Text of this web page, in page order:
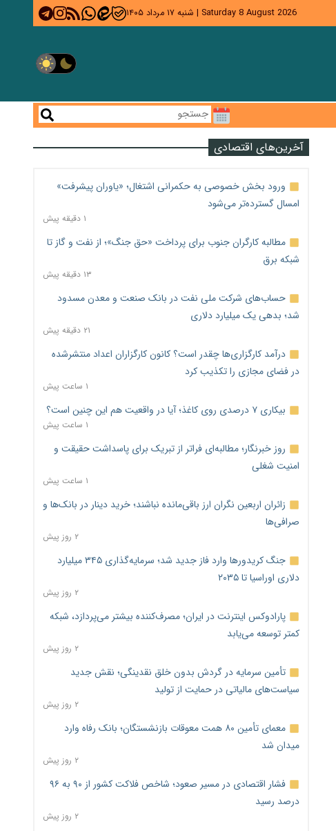
Saturday 8 August 2026
| شنبه ۱۷ مرداد ۱۴۰۵
آخرین‌های اقتصادی
ورود بخش خصوصی به حکمرانی اشتغال؛ «یاوران پیشرفت»
امسال گسترده‌تر می‌شود
۱ دقیقه پیش
مطالبه کارگران جنوب برای پرداخت «حق جنگ»؛ از نفت و گاز تا
شبکه برق
۱۳ دقیقه پیش
حساب‌های شرکت ملی نفت در بانک صنعت و معدن مسدود
شد؛ بدهی یک میلیارد دلاری
۲۱ دقیقه پیش
درآمد کارگزاری‌ها چقدر است؟ کانون کارگزاران اعداد منتشرشده
در فضای مجازی را تکذیب کرد
۱ ساعت پیش
بیکاری ۷ درصدی روی کاغذ؛ آیا در واقعیت هم این چنین است؟
۱ ساعت پیش
روز خبرنگار؛ مطالبه‌ای فراتر از تبریک برای پاسداشت حقیقت و
امنیت شغلی
۱ ساعت پیش
زائران اربعین نگران ارز باقی‌مانده نباشند؛ خرید دینار در بانک‌ها و
صرافی‌ها
۲ روز پیش
جنگ کریدورها وارد فاز جدید شد؛ سرمایه‌گذاری ۳۴۵ میلیارد
دلاری اوراسیا تا ۲۰۳۵
۲ روز پیش
پارادوکس اینترنت در ایران؛ مصرف‌کننده بیشتر می‌پردازد، شبکه
کمتر توسعه می‌یابد
۲ روز پیش
تأمین سرمایه در گردش بدون خلق نقدینگی؛ نقش جدید
سیاست‌های مالیاتی در حمایت از تولید
۲ روز پیش
معمای تأمین ۸۰ همت معوقات بازنشستگان؛ بانک رفاه وارد
میدان شد
۲ روز پیش
فشار اقتصادی در مسیر صعود؛ شاخص فلاکت کشور از ۹۰ به ۹۶
درصد رسید
۲ روز پیش